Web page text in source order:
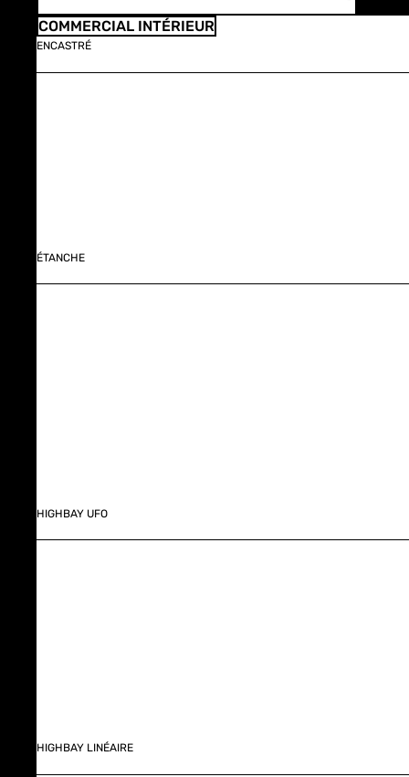
COMMERCIAL INTÉRIEUR
ENCASTRÉ
ÉTANCHE
HIGHBAY UFO
HIGHBAY LINÉAIRE